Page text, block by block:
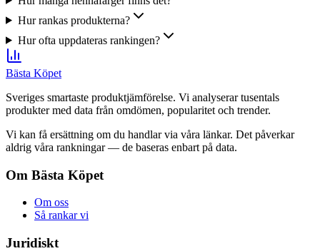
Hur rankas produkterna?
Hur ofta uppdateras rankingen?
Bästa Köpet
Sveriges smartaste produktjämförelse. Vi analyserar tusentals
produkter med data från omdömen, popularitet och trender.
Vi kan få ersättning om du handlar via våra länkar. Det påverkar
aldrig våra rankningar — de baseras enbart på data.
Om Bästa Köpet
Om oss
Så rankar vi
Juridiskt